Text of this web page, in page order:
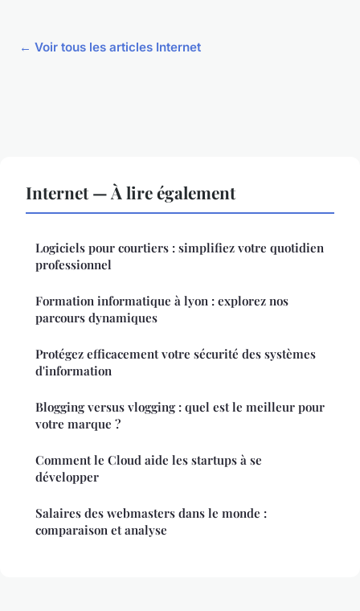
← Voir tous les articles Internet
Internet — À lire également
Logiciels pour courtiers : simplifiez votre quotidien
professionnel
Formation informatique à lyon : explorez nos
parcours dynamiques
Protégez efficacement votre sécurité des systèmes
d'information
Blogging versus vlogging : quel est le meilleur pour
votre marque ?
Comment le Cloud aide les startups à se
développer
Salaires des webmasters dans le monde :
comparaison et analyse